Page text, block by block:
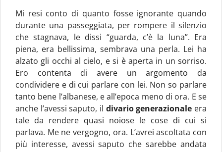
Mi resi conto di quanto fosse ignorante quando
durante una passeggiata, per rompere il silenzio
che stagnava, le dissi “guarda, c’è la luna”. Era
piena, era bellissima, sembrava una perla. Lei ha
alzato gli occhi al cielo, e si è aperta in un sorriso.
Ero contenta di avere un argomento da
condividere e di cui parlare con lei. Non so parlare
tanto bene l’albanese, e all’epoca meno di ora. E se
anche l’avessi saputo, il divario generazionale era
tale da rendere quasi noiose le cose di cui si
parlava. Me ne vergogno, ora. L’avrei ascoltata con
più interesse, avessi saputo che sarebbe andata